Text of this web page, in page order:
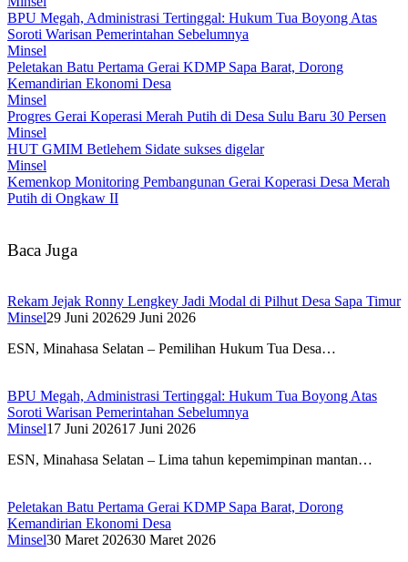
BPU Megah, Administrasi Tertinggal: Hukum Tua Boyong Atas
Soroti Warisan Pemerintahan Sebelumnya
Minsel
Peletakan Batu Pertama Gerai KDMP Sapa Barat, Dorong
Kemandirian Ekonomi Desa
Minsel
Progres Gerai Koperasi Merah Putih di Desa Sulu Baru 30 Persen
Minsel
HUT GMIM Betlehem Sidate sukses digelar
Minsel
Kemenkop Monitoring Pembangunan Gerai Koperasi Desa Merah
Putih di Ongkaw II
Baca Juga
Rekam Jejak Ronny Lengkey Jadi Modal di Pilhut Desa Sapa Timur
Minsel29 Juni 202629 Juni 2026
ESN, Minahasa Selatan – Pemilihan Hukum Tua Desa…
BPU Megah, Administrasi Tertinggal: Hukum Tua Boyong Atas
Soroti Warisan Pemerintahan Sebelumnya
Minsel17 Juni 202617 Juni 2026
ESN, Minahasa Selatan – Lima tahun kepemimpinan mantan…
Peletakan Batu Pertama Gerai KDMP Sapa Barat, Dorong
Kemandirian Ekonomi Desa
Minsel30 Maret 202630 Maret 2026